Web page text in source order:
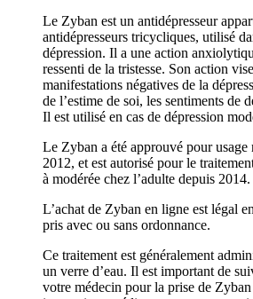
Le Zyban est un antidépresseur
antidépresseurs tricycliques, utilisé
dépression. Il a une action
ressenti de la tristesse. Son action
manifestations négatives de la
de l’estime de soi, les sentiments de
Il est utilisé en cas de dépression
Le Zyban a été approuvé pour usage
2012, et est autorisé pour le
à modérée chez l’adulte depuis 2014.
L’achat de Zyban en ligne est légal
pris avec ou sans ordonnance.
Ce traitement est généralement
un verre d’eau. Il est important de
votre médecin pour la prise de